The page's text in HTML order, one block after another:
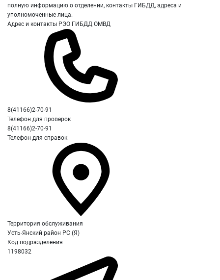
полную информацию о отделении, контакты ГИБДД, адреса и
уполномоченные лица.
Адрес и контакты РЭО ГИБДД ОМВД
8(41166)2-70-91
Телефон для проверок
8(41166)2-70-91
Телефон для справок
Территория обслуживания
Усть-Янский район РС (Я)
Код подразделения
1198032